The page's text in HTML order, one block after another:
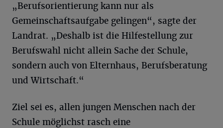
„Berufsorientierung kann nur als
Gemeinschaftsaufgabe gelingen“, sagte der
Landrat. „Deshalb ist die Hilfestellung zur
Berufswahl nicht allein Sache der Schule,
sondern auch von Elternhaus, Berufsberatung
und Wirtschaft.“
Ziel sei es, allen jungen Menschen nach der
Schule möglichst rasch eine